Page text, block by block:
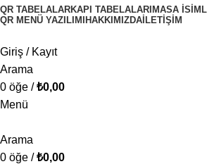
QR TABELALARKAPI TABELALARI MASA
QR MENÜ YAZILIMI HAKKIMIZDA İLETIŞIM
Giriş / Kayıt
Arama
0 öğe / ₺0,00
Menü
Arama
0 öğe / ₺0,00